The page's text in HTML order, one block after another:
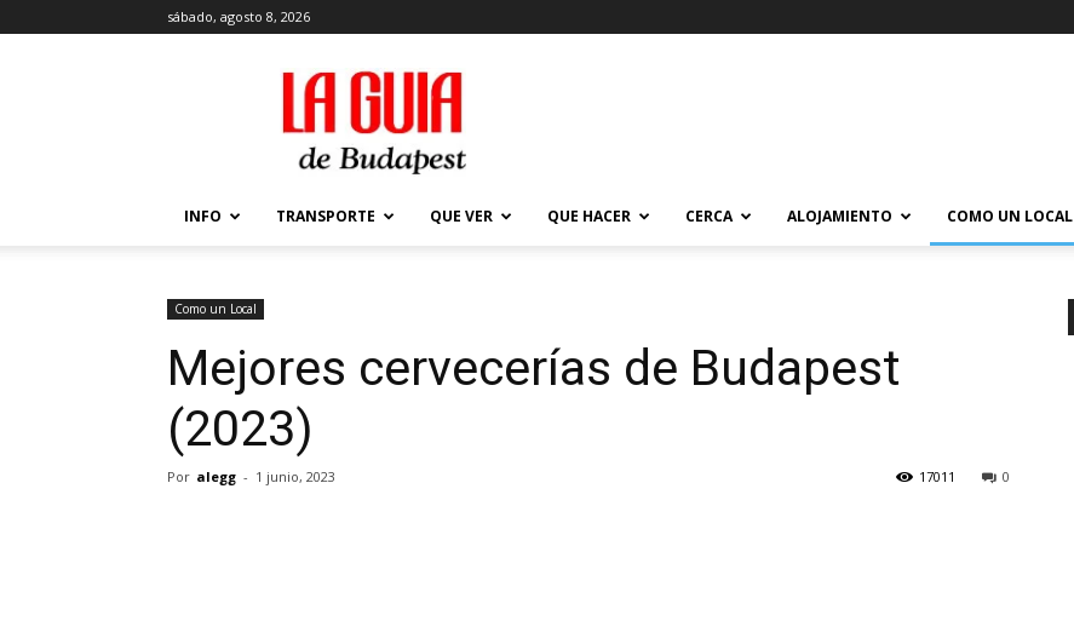
sábado, agosto 8, 2026
La
Guía
de
Budapest
Que
INFO TRANSPORTE QUE VER QUE HACER CERCA ALOJAMIENTO COMO UN LOCAL
Como un Local
Mejores cervecerías de Budapest
(2023)
Por alegg - 1 junio, 2023 0
17011